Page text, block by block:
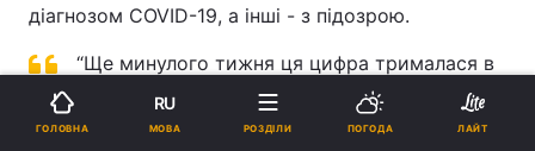
діагнозом COVID-19, а інші - з підозрою.
“Ще минулого тижня ця цифра трималася в
межах 815-820 осіб… Я думаю, що якщо
такий перебіг коронавірусної хвороби
ГОЛОВНА
RU
МОВА РОЗДІЛИ ПОГОДА ЛАЙТ